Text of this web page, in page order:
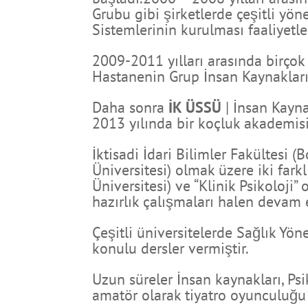
Grubu gibi şirketlerde çeşitli
Sistemlerinin kurulması
2009-2011 yılları arasında
Hastanenin Grup İnsan
Daha sonra İK ÜSSÜ | İnsan
2013 yılında bir koçluk
İktisadi İdari Bilimler Fakültesi
Üniversitesi) olmak üzere iki
Üniversitesi) ve “Klinik Psikoloji”
hazırlık çalışmaları halen
Çeşitli üniversitelerde Sağlık
konulu dersler vermiştir.
Uzun süreler İnsan kaynakları,
amatör olarak tiyatro oyunculuğu